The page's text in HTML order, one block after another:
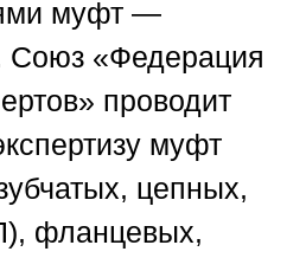
муфт —
Союз «Федерация
проводит
муфт
цепных,
фланцевых,